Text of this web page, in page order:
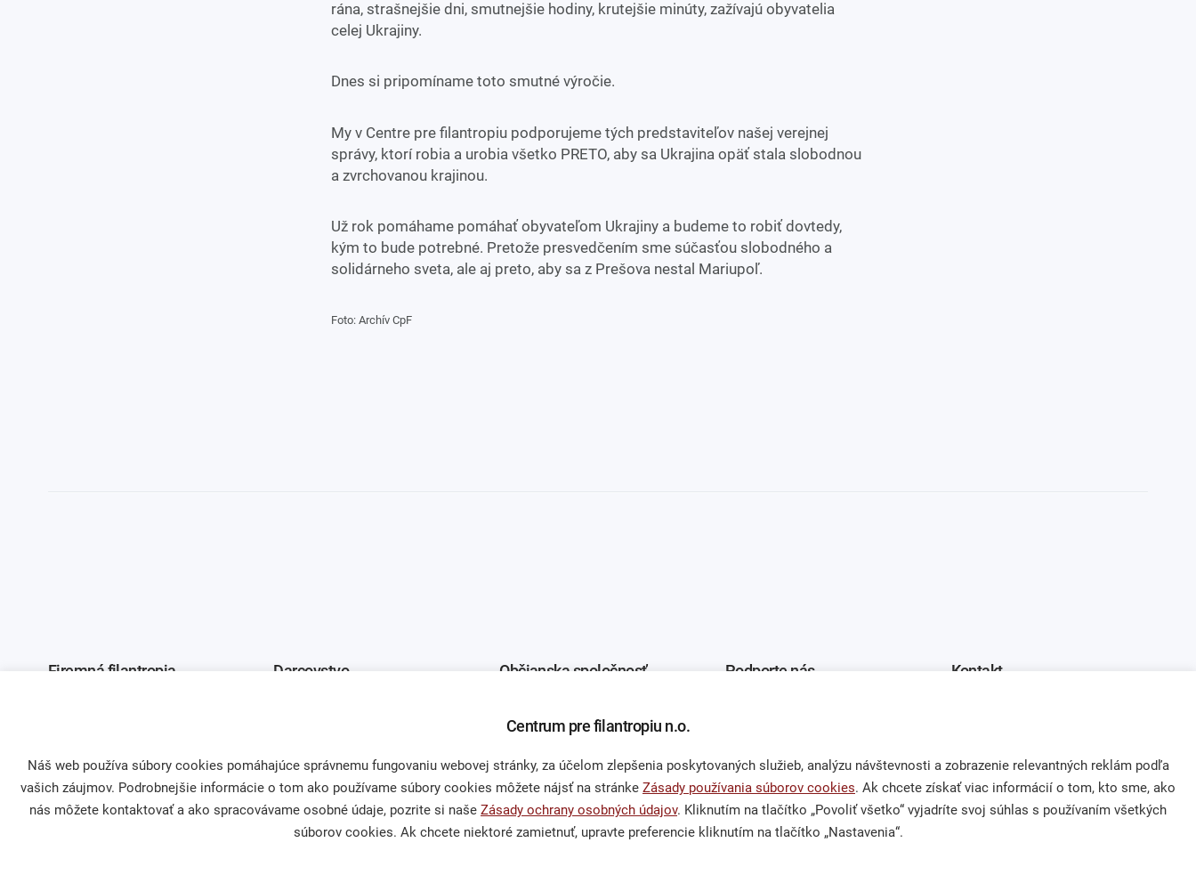
rána, strašnejšie dni, smutnejšie hodiny, krutejšie minúty, zažívajú obyvatelia
celej Ukrajiny.
Dnes si pripomíname toto smutné výročie.
My v Centre pre filantropiu podporujeme tých predstaviteľov našej verejnej
správy, ktorí robia a urobia všetko PRETO, aby sa Ukrajina opäť stala slobodnou
a zvrchovanou krajinou.
Už rok pomáhame pomáhať obyvateľom Ukrajiny a budeme to robiť dovtedy,
kým to bude potrebné. Pretože presvedčením sme súčasťou slobodného a
solidárneho sveta, ale aj preto, aby sa z Prešova nestal Mariupoľ.
Foto: Archív CpF
Firemná filantropia
Asociácia firemných nadácií
Darcovstvo
Sprievodca darcovstvom
Občianska spoločnosť
Publikácie a mediálne
Výskumy a analýzy
Podporte nás
Nefinančné dary
Venujte nám 2 % z dane
Kontakt
zuzana.thullnerova@cpf.sk
0918 762 924
Centrum pre filantropiu n.o.
Náš web používa súbory cookies pomáhajúce správnemu fungovaniu webovej stránky, za účelom zlepšenia poskytovaných služieb, analýzu návštevnosti a zobrazenie relevantných reklám podľa
vašich záujmov. Podrobnejšie informácie o tom ako používame súbory cookies môžete nájsť na stránke Zásady používania súborov cookies. Ak chcete získať viac informácií o tom, kto sme, ako
nás môžete kontaktovať a ako spracovávame osobné údaje, pozrite si naše Zásady ochrany osobných údajov. Kliknutím na tlačítko „Povoliť všetko“ vyjadríte svoj súhlas s používaním všetkých
súborov cookies. Ak chcete niektoré zamietnuť, upravte preferencie kliknutím na tlačítko „Nastavenia“.